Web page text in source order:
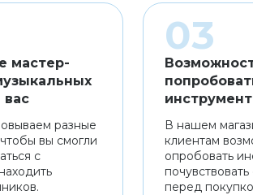
мастер-
вас
разные
вы смогли
с
В нашем
клиентам
опробовать
перед